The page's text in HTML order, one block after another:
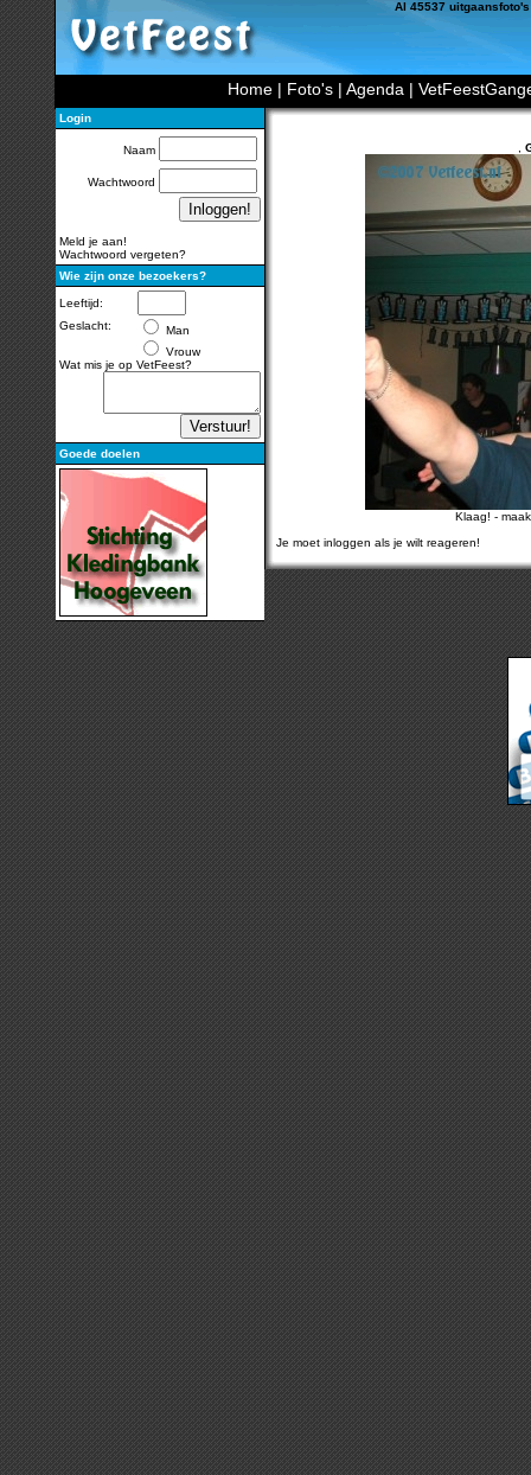
Al 45537
Home | Foto's | Agenda |
Login
Naam
Wachtwoord
Meld je aan!
Wachtwoord vergeten?
Wie zijn onze bezoekers?
Leeftijd:
Geslacht:
Man
Vrouw
Wat mis je op VetFeest?
Goede doelen
Klaag! -
Je moet inloggen als je wilt reageren!